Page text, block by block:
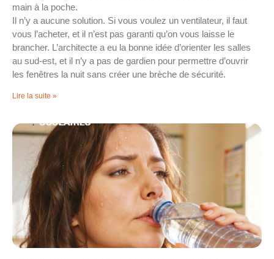
main à la poche.
Il n’y a aucune solution. Si vous voulez un ventilateur, il faut
vous l’acheter, et il n’est pas garanti qu’on vous laisse le
brancher. L’architecte a eu la bonne idée d’orienter les salles
au sud-est, et il n’y a pas de gardien pour permettre d’ouvrir
les fenêtres la nuit sans créer une brèche de sécurité.
Lire la suite »